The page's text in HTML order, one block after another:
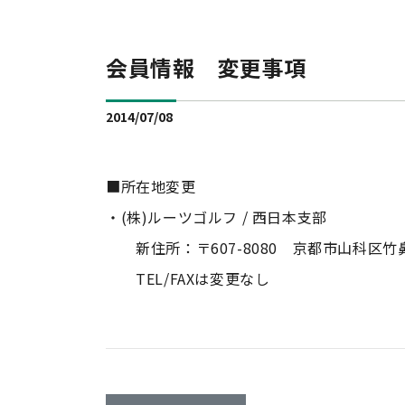
会員情報 変更事項
2014/07/08
■所在地変更
・(株)ルーツゴルフ / 西日本支部
新住所：〒607-8080 京都市山科区竹
TEL/FAXは変更なし